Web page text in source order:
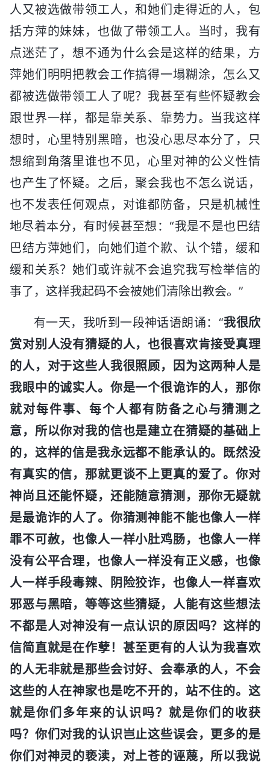
人又被选做带领工人，和她们走得近的人，包
括方萍的妹妹，也做了带领工人。当时，我有
点迷茫了，想不通为什么会是这样的结果，方
萍她们明明把教会工作搞得一塌糊涂，怎么又
都被选做带领工人了呢？我甚至有些怀疑教会
跟世界一样，都是靠关系、靠势力。当我这样
想时，心里特别黑暗，也没心思尽本分了，只
想缩到角落里谁也不见，心里对神的公义性情
也产生了怀疑。之后，聚会我也不怎么说话，
也不发表任何观点，对谁都防备，只是机械性
地尽着本分，有时候甚至想：“我是不是也巴结
巴结方萍她们，向她们道个歉、认个错，缓和
缓和关系？她们或许就不会追究我写检举信的
事了，这样我起码不会被她们清除出教会。”
有一天，我听到一段神话语朗诵：“我很欣
赏对别人没有猜疑的人，也很喜欢肯接受真理
的人，对于这些人我很照顾，因为这两种人是
我眼中的诚实人。你是一个很诡诈的人，那你
就对每件事、每个人都有防备之心与猜测之
意，所以你对我的信也是建立在猜疑的基础上
的，这样的信是我永远都不能承认的。既然没
有真实的信，那就更谈不上更真的爱了。你对
神尚且还能怀疑，还能随意猜测，那你无疑就
是最诡诈的人了。你猜测神能不能也像人一样
罪不可赦，也像人一样小肚鸡肠，也像人一样
没有公平合理，也像人一样没有正义感，也像
人一样手段毒辣、阴险狡诈，也像人一样喜欢
邪恶与黑暗，等等这些猜疑，人能有这些想法
不都是人对神没有一点认识的原因吗？这样的
信简直就是在作孽！甚至更有的人认为我喜欢
的人无非就是那些会讨好、会奉承的人，不会
这些的人在神家也是吃不开的，站不住的。这
就是你们多年来的认识吗？就是你们的收获
吗？你们对我的认识岂止这些误会，更多的是
你们对神灵的亵渎，对上苍的诬蔑，所以我说